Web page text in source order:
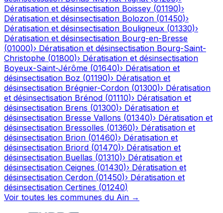
Dératisation et désinsectisation Boissey (01190)›
Dératisation et désinsectisation Bolozon (01450)›
Dératisation et désinsectisation Bouligneux (01330)›
Dératisation et désinsectisation Bourg-en-Bresse
(01000)› Dératisation et désinsectisation Bourg-Saint-
Christophe (01800)› Dératisation et désinsectisation
Boyeux-Saint-Jérôme (01640)› Dératisation et
désinsectisation Boz (01190)› Dératisation et
désinsectisation Brégnier-Cordon (01300)› Dératisation
et désinsectisation Brénod (01110)› Dératisation et
désinsectisation Brens (01300)› Dératisation et
désinsectisation Bresse Vallons (01340)› Dératisation et
désinsectisation Bressolles (01360)› Dératisation et
désinsectisation Brion (01460)› Dératisation et
désinsectisation Briord (01470)› Dératisation et
désinsectisation Buellas (01310)› Dératisation et
désinsectisation Ceignes (01430)› Dératisation et
désinsectisation Cerdon (01450)› Dératisation et
désinsectisation Certines (01240)
Voir toutes les communes du Ain →